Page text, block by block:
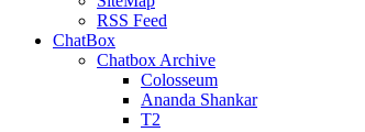
RSS Feed
ChatBox
Chatbox Archive
Colosseum
Ananda Shankar
T2